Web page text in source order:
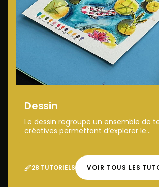
Dessin
Le dessin regroupe un ensemble de
créatives permettant d’explorer le...
28 TUTORIELS VOIR TOUS LES